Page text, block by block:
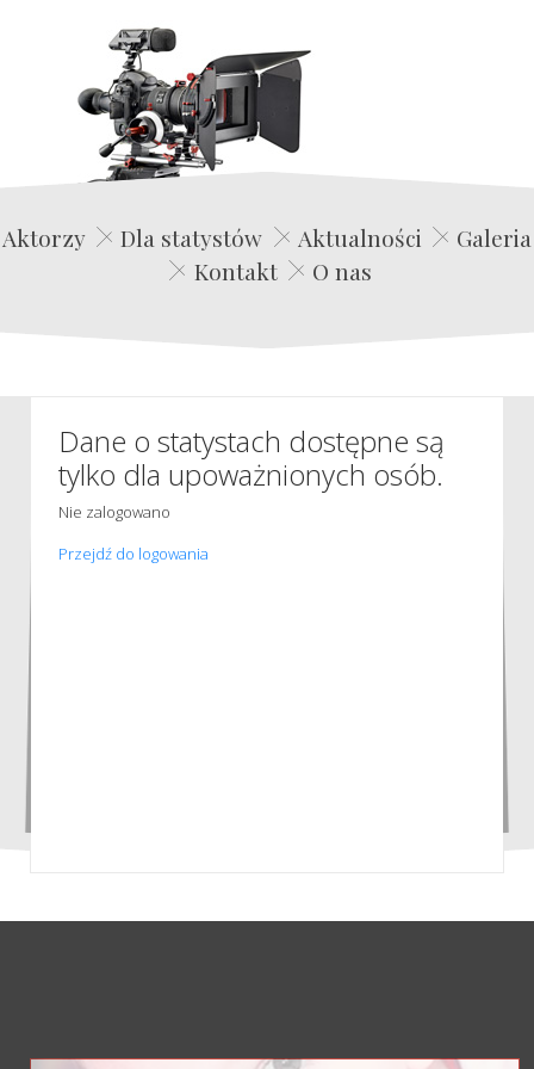
Edwin Film Agencja Aktorska
Aktorzy Dla statystów Aktualności
Galeria
Kontakt
O nas
Dane o statystach dostępne są
tylko dla upoważnionych osób.
Nie zalogowano
Przejdź do logowania